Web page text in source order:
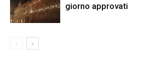
giorno approvati